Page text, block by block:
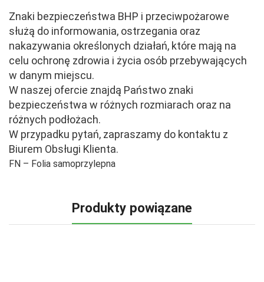
Znaki bezpieczeństwa BHP i przeciwpożarowe
służą do informowania, ostrzegania oraz
nakazywania określonych działań, które mają na
celu ochronę zdrowia i życia osób przebywających
w danym miejscu.
W naszej ofercie znajdą Państwo znaki
bezpieczeństwa w różnych rozmiarach oraz na
różnych podłożach.
W przypadku pytań, zapraszamy do kontaktu z
Biurem Obsługi Klienta.
FN – Folia samoprzylepna
Produkty powiązane